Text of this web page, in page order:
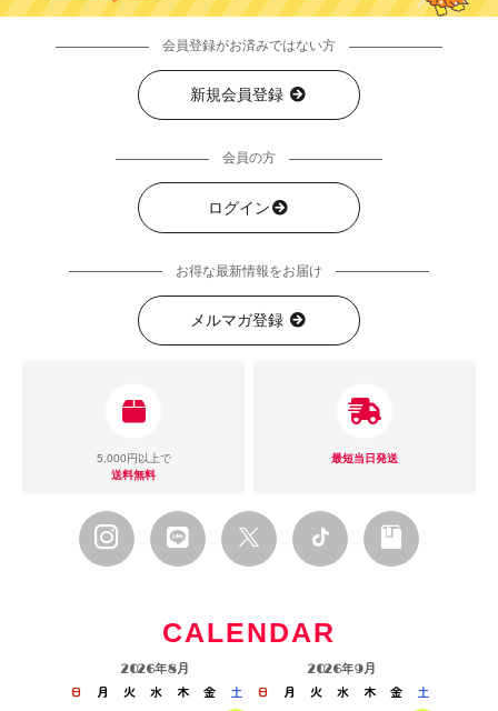
会員登録がお済みではない方
新規会員登録
会員の方
ログイン
お得な最新情報をお届け
メルマガ登録
5,000円以上で
送料無料
最短当日発送
CALENDAR
2026年8月
日 月 火 水 木 金
土
2026年9月
日 月 火 水 木 金
土